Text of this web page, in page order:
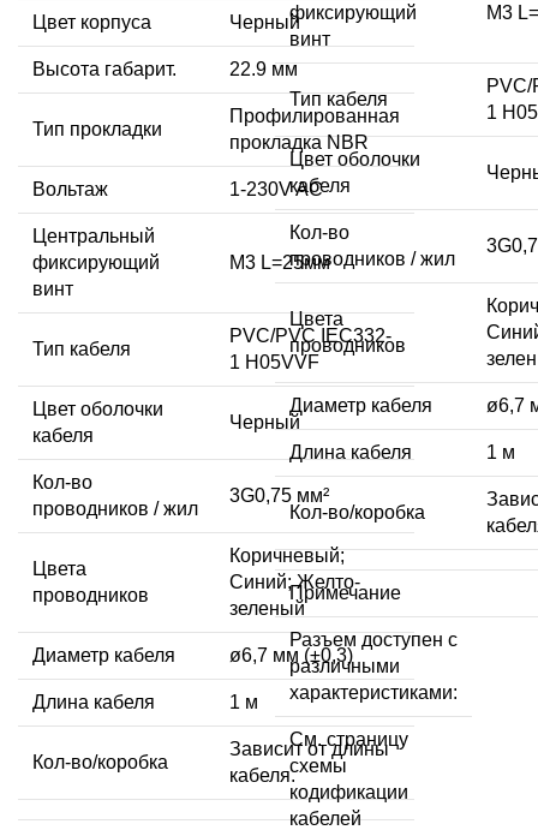
Цвет корпуса Черный
Высота габарит. 22.9 мм
Тип прокладки
Профилированная
прокладка NBR
Вольтаж 1-230V AC
Центральный
фиксирующий
винт
M3 L=25мм
Тип кабеля
PVC/PVC IEC332-
1 H05VVF
Цвет оболочки
кабеля
Черный
Кол-во
проводников / жил
3G0,75 мм²
Цвета
проводников
Коричневый;
Синий; Желто-
зеленый
Диаметр кабеля ø6,7 мм (±0,3)
Длина кабеля 1 м
Кол-во/коробка
Зависит от длины
кабеля.
фиксирующий
винт
M3
Тип кабеля
PVC/
1
Цвет оболочки
кабеля
Кол-во
проводников / жил
Цвета
проводников
Диаметр кабеля ø6,7
Длина кабеля 1 м
Кол-во/коробка
Примечание
Разъем доступен с
различными
характеристиками:
См. страницу
схемы
кодификации
кабелей